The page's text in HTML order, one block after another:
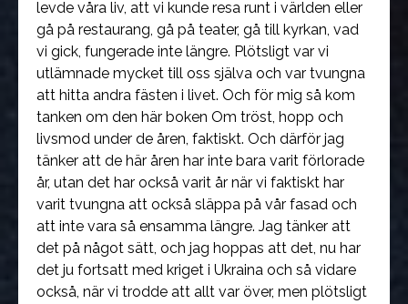
levde våra liv, att vi kunde resa runt i världen eller
gå på restaurang, gå på teater, gå till kyrkan, vad
vi gick, fungerade inte längre. Plötsligt var vi
utlämnade mycket till oss själva och var tvungna
att hitta andra fästen i livet. Och för mig så kom
tanken om den här boken Om tröst, hopp och
livsmod under de åren, faktiskt. Och därför jag
tänker att de här åren har inte bara varit förlorade
år, utan det har också varit år när vi faktiskt har
varit tvungna att också släppa på vår fasad och
att inte vara så ensamma längre. Jag tänker att
det på något sätt, och jag hoppas att det, nu har
det ju fortsatt med kriget i Ukraina och så vidare
också, när vi trodde att allt var över, men plötsligt